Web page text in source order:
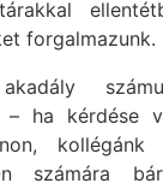
forgalmazunk.
– ha kérdése
kollégánk
számára